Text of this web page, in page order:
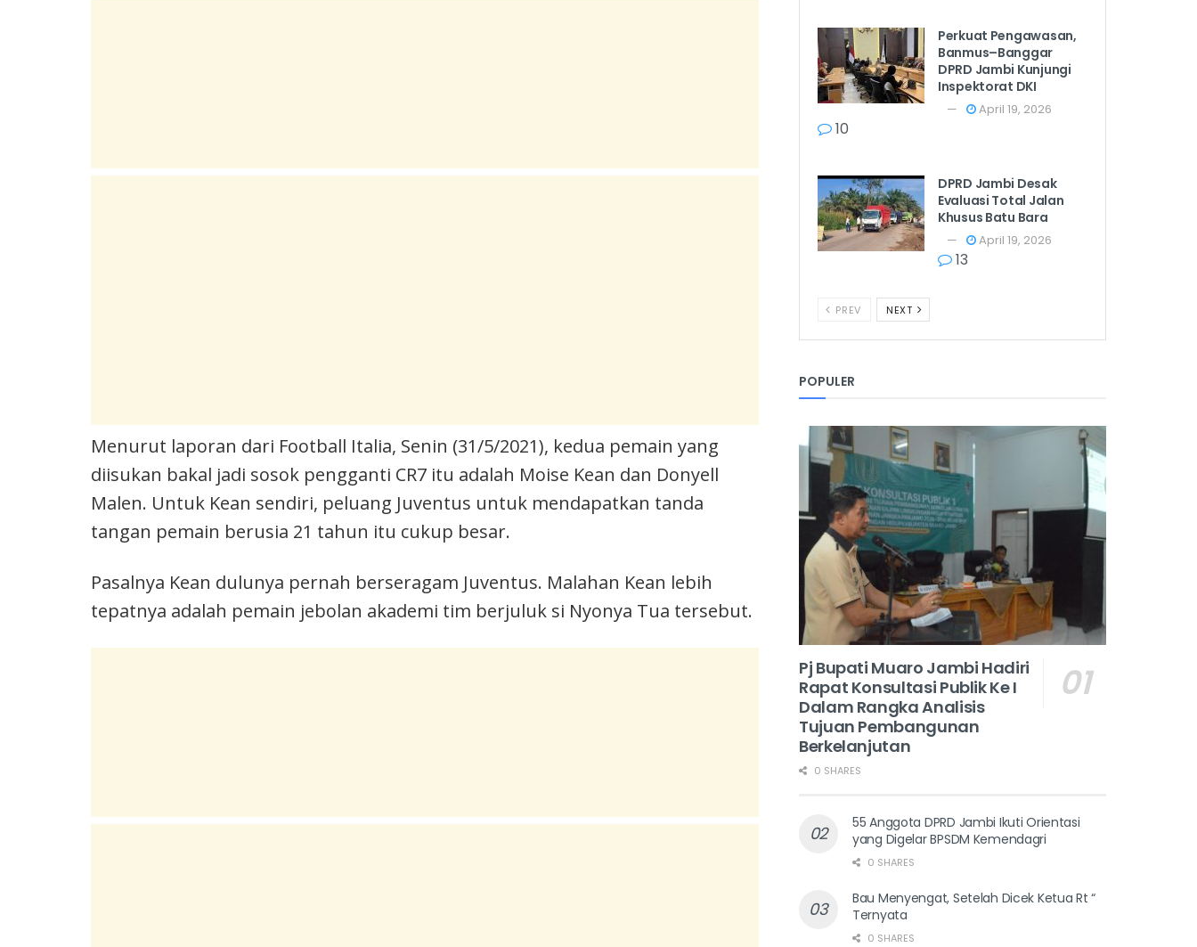
Menurut laporan dari Football Italia, Senin (31/5/2021), kedua pemain yang
diisukan bakal jadi sosok pengganti CR7 itu adalah Moise Kean dan Donyell
Malen. Untuk Kean sendiri, peluang Juventus untuk mendapatkan tanda
tangan pemain berusia 21 tahun itu cukup besar.
Pasalnya Kean dulunya pernah berseragam Juventus. Malahan Kean lebih
tepatnya adalah pemain jebolan akademi tim berjuluk si Nyonya Tua tersebut.
Perkuat Pengawasan,
Banmus–Banggar
DPRD Jambi Kunjungi
Inspektorat DKI
April 19, 2026
10
DPRD Jambi Desak
Evaluasi Total Jalan
Khusus Batu Bara
April 19, 2026
13
PREV NEXT
POPULER
Pj Bupati Muaro Jambi Hadiri
Rapat Konsultasi Publik Ke I
Dalam Rangka Analisis
Tujuan Pembangunan
Berkelanjutan
0 SHARES
55 Anggota DPRD Jambi Ikuti Orientasi
yang Digelar BPSDM Kemendagri
0 SHARES
Bau Menyengat, Setelah Dicek Ketua Rt “
Ternyata
0 SHARES